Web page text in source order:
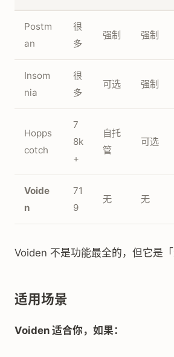
Postm
an
很
多
强制 强制
Insom
nia
很
多
可选 强制
Hopps
cotch
7
8k
+
自托
管
可选
Voide
n
71
9
无 无
Voiden 不是功能最全的，但它是「
适用场景
Voiden 适合你，如果：